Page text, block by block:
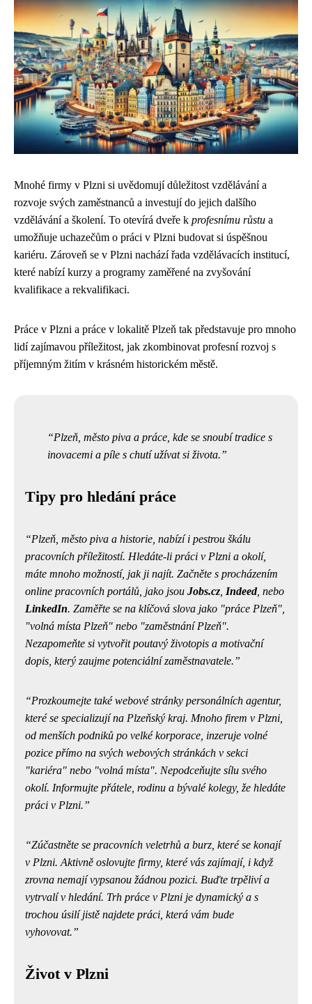
Mnohé firmy v Plzni si uvědomují důležitost vzdělávání a
rozvoje svých zaměstnanců a investují do jejich dalšího
vzdělávání a školení. To otevírá dveře k profesnímu růstu a
umožňuje uchazečům o práci v Plzni budovat si úspěšnou
kariéru. Zároveň se v Plzni nachází řada vzdělávacích institucí,
které nabízí kurzy a programy zaměřené na zvyšování
kvalifikace a rekvalifikaci.
Práce v Plzni a práce v lokalitě Plzeň tak představuje pro mnoho
lidí zajímavou příležitost, jak zkombinovat profesní rozvoj s
příjemným žitím v krásném historickém městě.
Plzeň, město piva a práce, kde se snoubí tradice s
inovacemi a píle s chutí užívat si života.
Tipy pro hledání práce
Plzeň, město piva a historie, nabízí i pestrou škálu
pracovních příležitostí. Hledáte-li práci v Plzni a okolí,
máte mnoho možností, jak ji najít. Začněte s procházením
online pracovních portálů, jako jsou Jobs.cz Indeed, nebo
LinkedIn. Zaměřte se na klíčová slova jako "práce Plzeň",
"volná místa Plzeň" nebo "zaměstnání Plzeň".
Nezapomeňte si vytvořit poutavý životopis a motivační
dopis, který zaujme potenciální zaměstnavatele.
Prozkoumejte také webové stránky personálních agentur,
které se specializují na Plzeňský kraj. Mnoho firem v Plzni,
od menších podniků po velké korporace, inzeruje volné
pozice přímo na svých webových stránkách v sekci
"kariéra" nebo "volná místa". Nepodceňujte sílu svého
okolí. Informujte přátele, rodinu a bývalé kolegy, že hledáte
práci v Plzni.
Zúčastněte se pracovních veletrhů a burz, které se konají
v Plzni. Aktivně oslovujte firmy, které vás zajímají, i když
zrovna nemají vypsanou žádnou pozici. Buďte trpěliví a
vytrvalí v hledání. Trh práce v Plzni je dynamický a s
trochou úsilí jistě najdete práci, která vám bude
vyhovovat.
Život v Plzni